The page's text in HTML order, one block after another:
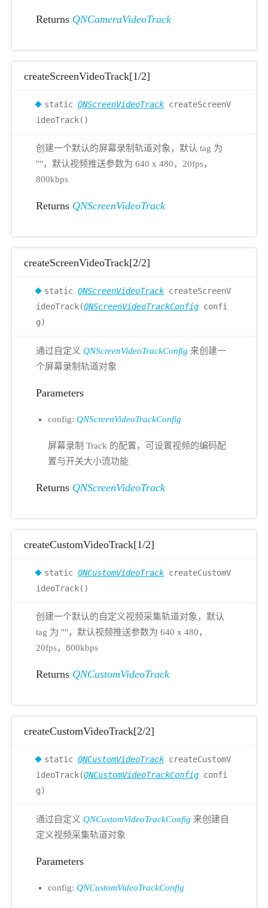
Returns QNCameraVideoTrack
createScreenVideoTrack[1/2]
static QNScreenVideoTrack createScreenV
ideoTrack()
创建一个默认的屏幕录制轨道对象，默认 tag 为
""，默认视频推送参数为 640 x 480，20fps，
800kbps
Returns QNScreenVideoTrack
createScreenVideoTrack[2/2]
static QNScreenVideoTrack createScreenV
ideoTrack(QNScreenVideoTrackConfig confi
g)
通过自定义 QNScreenVideoTrackConfig 来创建一
个屏幕录制轨道对象
Parameters
config: QNScreenVideoTrackConfig
屏幕录制 Track 的配置，可设置视频的编码配
置与开关大小流功能
Returns QNScreenVideoTrack
createCustomVideoTrack[1/2]
static QNCustomVideoTrack createCustomV
ideoTrack()
创建一个默认的自定义视频采集轨道对象，默认
tag 为 ""，默认视频推送参数为 640 x 480，
20fps，800kbps
Returns QNCustomVideoTrack
createCustomVideoTrack[2/2]
static QNCustomVideoTrack createCustomV
ideoTrack(QNCustomVideoTrackConfig confi
g)
通过自定义 QNCustomVideoTrackConfig 来创建自
定义视频采集轨道对象
Parameters
config: QNCustomVideoTrackConfig